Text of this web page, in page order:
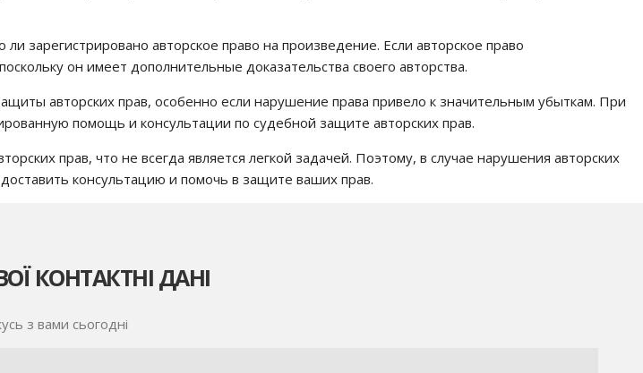
зарегистрировано авторское право на произведение. Если авторское право
он имеет дополнительные доказательства своего авторства.
авторских прав, особенно если нарушение права привело к значительным убыткам. При
помощь и консультации по судебной защите авторских прав.
прав, что не всегда является легкой задачей. Поэтому, в случае нарушения авторских
консультацию и помочь в защите ваших прав.
КОНТАКТНІ ДАНІ
з вами сьогодні